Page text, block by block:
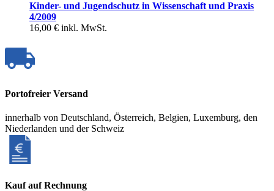
Kinder- und Jugendschutz in Wissenschaft und Praxis
4/2009
16,00 € inkl. MwSt.
Portofreier Versand
innerhalb von Deutschland, Österreich, Belgien, Luxemburg, den
Niederlanden und der Schweiz
Kauf auf Rechnung